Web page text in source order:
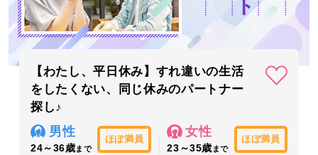
【わたし、平日休み】すれ違いの生活
をしたくない、同じ休みのパートナー
探し♪
男性
24～36歳まで
ほぼ満員
女性
23～35歳 まで
ほぼ満員